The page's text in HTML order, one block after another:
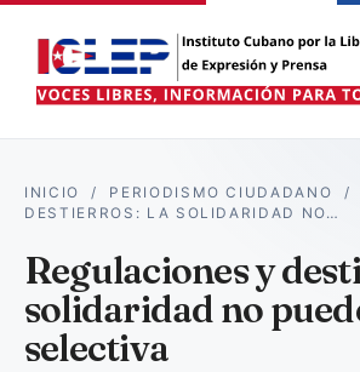
INICIO / PERIODISMO CIUDADANO /
DESTIERROS: LA SOLIDARIDAD NO…
Regulaciones y
solidaridad no
selectiva